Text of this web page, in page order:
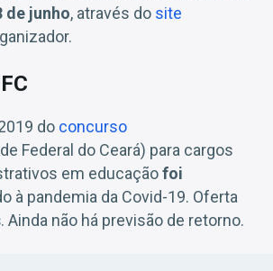
de junho, através do site
do concurso
Federal do Ceará) para cargos
em educaçãofoi
à pandemia da Covid-19. Oferta
. Ainda não há previsão de retorno.